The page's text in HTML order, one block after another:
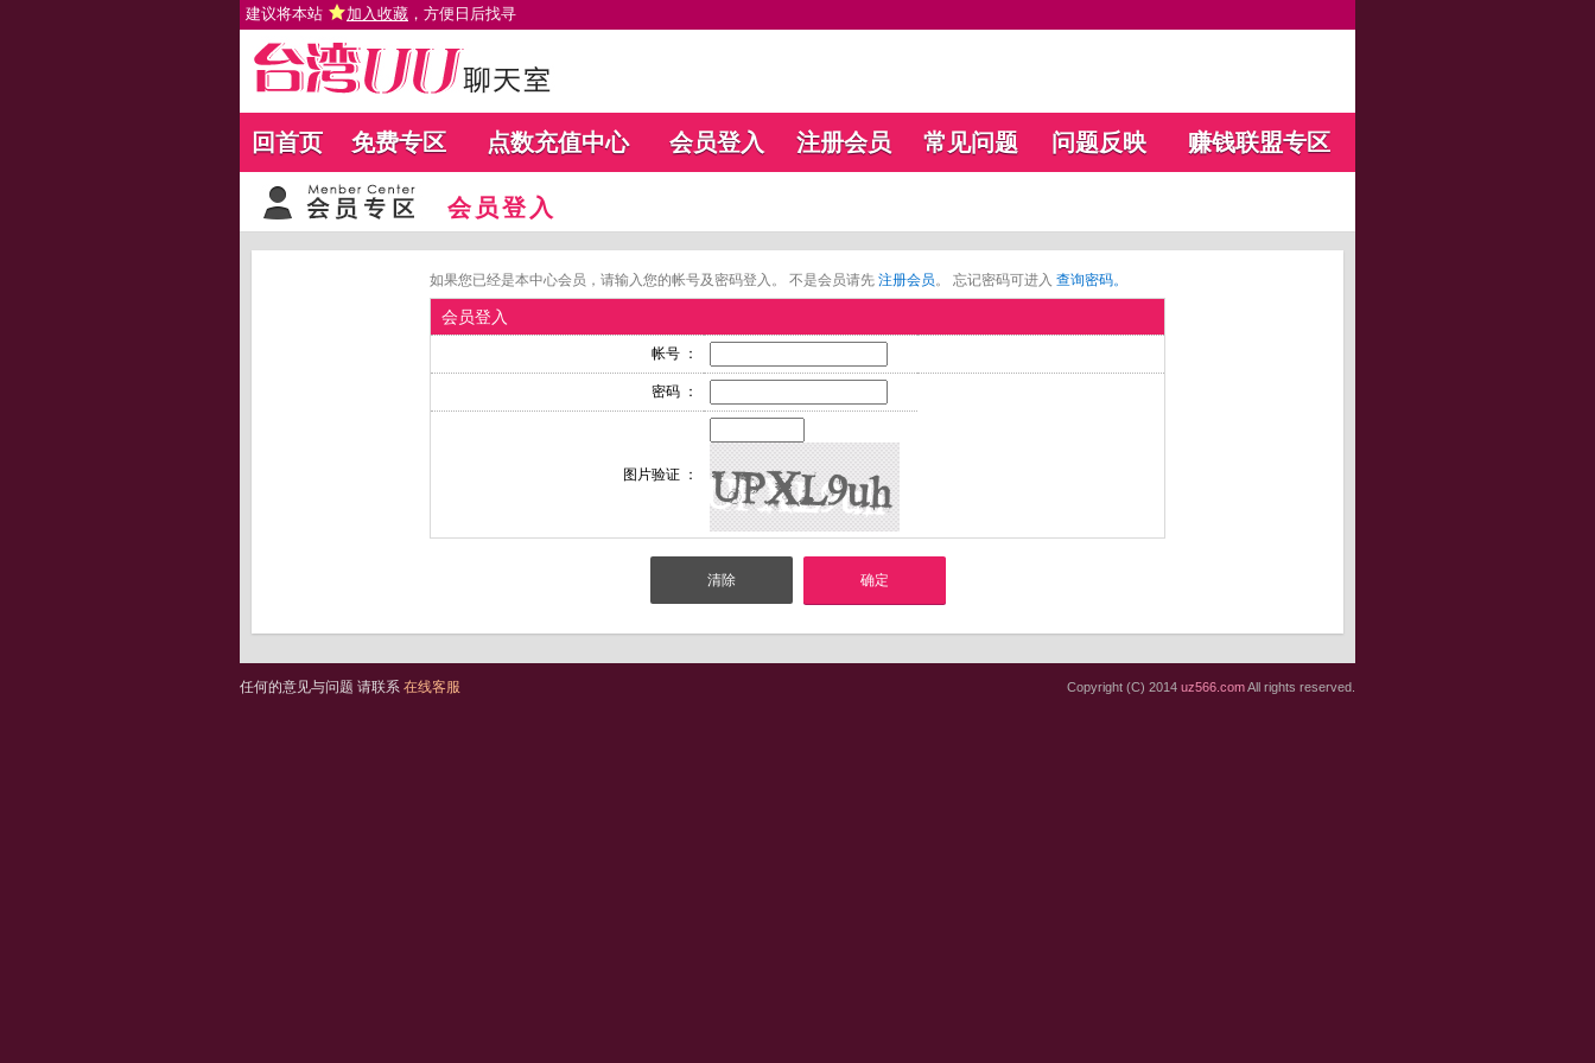
建议将本站 加入收藏 ，方便日后找寻
回首页 免费专区 点数充值中心 会员登入 注册会员 常见问题 问题反映 赚钱联盟专区
会员登入
如果您已经是本中心会员，请输入您的帐号及密码登入。 不是会员请先 注册会员。 忘记密码可进入 查询密码。
会员登入
帐号 ：
密码 ：
图片验证 ：
任何的意见与问题 请联系 在线客服 Copyright (C) 2014 uz566.comAll rights reserved.